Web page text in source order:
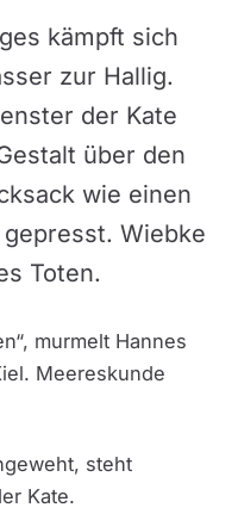
kämpft sich
zur Hallig.
der Kate
über den
wie einen
Wiebke
Toten.
murmelt Hannes
Meereskunde
steht
Kate.